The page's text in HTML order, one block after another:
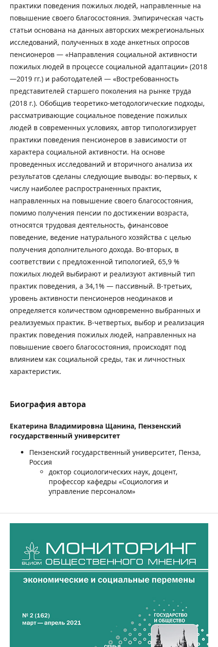
практики поведения пожилых людей, направленные на
повышение своего благосостояния. Эмпирическая часть
статьи основана на данных авторских межрегиональных
исследований, полученных в ходе анкетных опросов
пенсионеров — «Направления социальной активности
пожилых людей в процессе социальной адаптации» (2018
—2019 гг.) и работодателей — «Востребованность
представителей старшего поколения на рынке труда
(2018 г.). Обобщив теоретико-методологические подходы,
рассматривающие социальное поведение пожилых
людей в современных условиях, автор типологизирует
практики поведения пенсионеров в зависимости от
характера социальной активности. На основе
проведенных исследований и вторичного анализа их
результатов сделаны следующие выводы: во-первых, к
числу наиболее распространенных практик,
направленных на повышение своего благосостояния,
помимо получения пенсии по достижении возраста,
относятся трудовая деятельность, финансовое
поведение, ведение натурального хозяйства с целью
получения дополнительного дохода. Во-вторых, в
соответствии с предложенной типологией, 65,9 %
пожилых людей выбирают и реализуют активный тип
практик поведения, а 34,1% — пассивный. В-третьих,
уровень активности пенсионеров неодинаков и
определяется количеством одновременно выбранных и
реализуемых практик. В-четвертых, выбор и реализация
практик поведения пожилых людей, направленных на
повышение своего благосостояния, происходят под
влиянием как социальной среды, так и личностных
характеристик.
Биография автора
Екатерина Владимировна Щанина, Пензенский
государственный университет
Пензенский государственный университет, Пенза,
Россия
доктор социологических наук, доцент,
профессор кафедры «Социология и
управление персоналом»